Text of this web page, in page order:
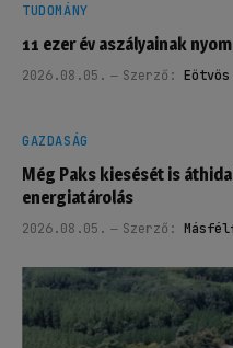
TUDOMÁNY
11 ezer év aszályainak
2026.08.05. Szerző: Eötvös
GAZDASÁG
Még Paks kiesését is
energiatárolás
2026.08.05. Szerző: